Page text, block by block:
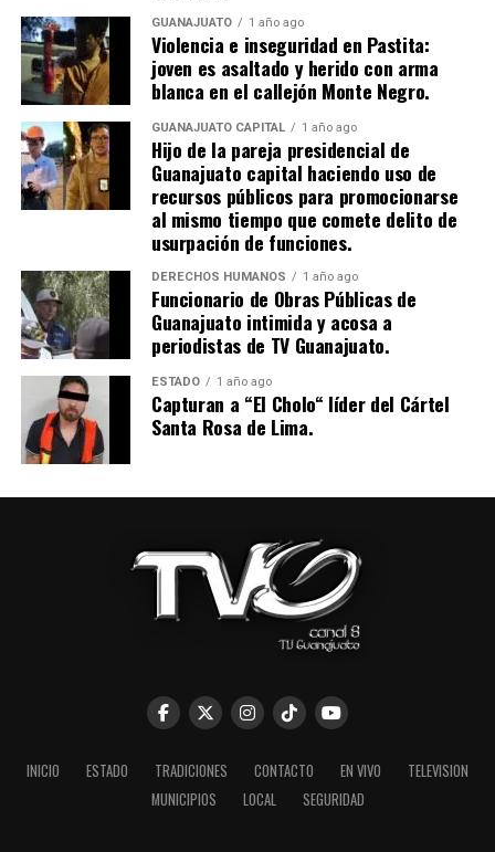
GUANAJUATO 1 año ago
Violencia e inseguridad en Pastita:
joven es asaltado y herido con arma
blanca en el callejón Monte Negro.
GUANAJUATO CAPITAL 1 año ago
Hijo de la pareja presidencial de
Guanajuato capital haciendo uso de
recursos públicos para promocionarse
al mismo tiempo que comete delito de
usurpación de funciones.
DERECHOS HUMANOS 1 año ago
Funcionario de Obras Públicas de
Guanajuato intimida y acosa a
periodistas de TV Guanajuato.
ESTADO 1 año ago
Capturan a “El Cholo“ líder del Cártel
Santa Rosa de Lima.
INICIO ESTADO TRADICIONES CONTACTO EN VIVO
TELEVISION
MUNICIPIOS
LOCAL SEGURIDAD